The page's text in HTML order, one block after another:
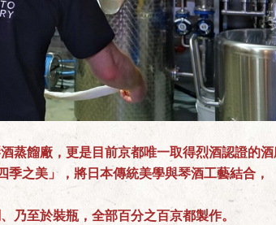
蒸餾廠，更是目前京都唯一取得烈酒認證的酒
季之美」，將日本傳統美學與琴酒工藝結合，
乃至於裝瓶，全部百分之百京都製作。